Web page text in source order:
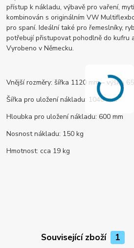
přístup k nákladu, výbavě pro vaření,
kombinován s originálním VW
pro spaní. Ideální také pro řemeslníky,
potřebují přistupovat pohodlně do kufru
Vyrobeno v Německu.
Vnější rozměry: šířka 1120 mm – výška
Šířka pro uložení nákladu: 1040 mm
Hloubka pro uložení nákladu: 600 mm
Nosnost nákladu: 150 kg
Hmotnost: cca 19 kg
Související zboží 1